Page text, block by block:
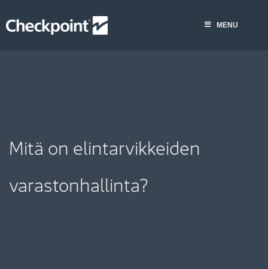
to
MENU
Mitä on elintarvikkeiden
varastonhallinta?